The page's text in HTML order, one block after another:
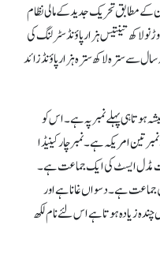
کے مطابق تحریک جدید کے مالی نظام
لاکھ تینتیس ہزار پاؤنڈ سٹرلنگ کی
سال سے سترہ لاکھ سترہ ہزار پاؤنڈزائد
ہوتا ہی پہلے نمبر پہ ہے۔ اس کو
تین امریکہ ہے۔ نمبر چار کینیڈا
مڈل ایسٹ کی ایک جماعت ہے۔
جماعت ہے۔ دسواں غانا ہے اور
چندہ زیادہ ہوتا ہے اس لئے نام لکھ